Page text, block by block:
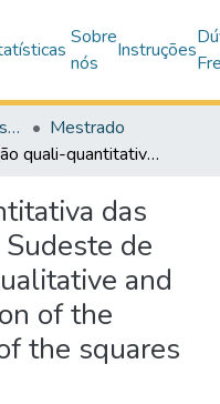
Sobre
nós
Instruções
Monografias, Dissertações e Teses
Mestrado
Avaliação quali-quantitativa das praças do quadrante Sudeste de Votuporanga, SP = qualitative and quantitative evaluation of the southeast quadrant of the squares of Votuporanga, SP
das
de
and
of the
the squares